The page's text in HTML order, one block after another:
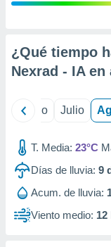
e
mediante
de
1199
¿Qué tiempo
Nexrad - IA en
Junio Julio
T. Media: 23°C
Días de lluvia: 9
Acum. de lluvia:
Viento medio: 12